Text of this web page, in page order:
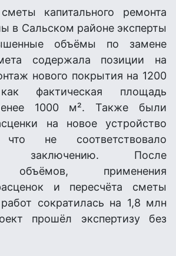
капитального ремонта
в Сальском районе эксперты
объёмы по замене
содержала позиции на
нового покрытия на 1200
фактическая площадь
1000 м². Также были
на новое устройство
что не соответствовало
заключению. После
объёмов, применения
и пересчёта сметы
сократилась на 1,8 млн
прошёл экспертизу без